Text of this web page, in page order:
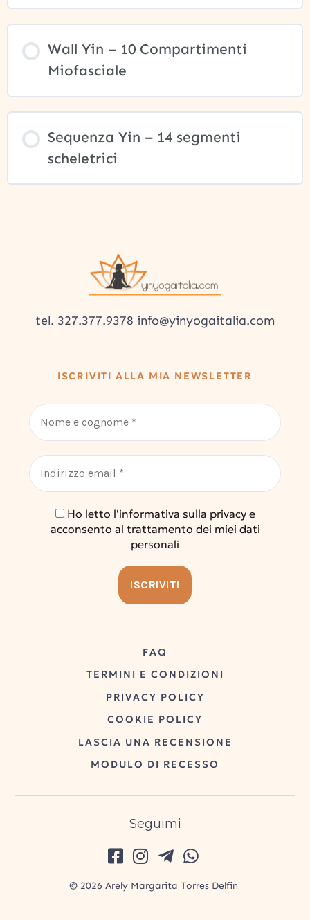
Wall Yin – 10 Compartimenti
Miofasciale
Sequenza Yin – 14 segmenti
scheletrici
tel. 327.377.9378 info@yinyogaitalia.com
ISCRIVITI ALLA MIA NEWSLETTER
Ho letto l'informativa sulla privacy e
acconsento al trattamento dei miei dati
personali
FAQ
TERMINI E CONDIZIONI
PRIVACY POLICY
COOKIE POLICY
LASCIA UNA RECENSIONE
MODULO DI RECESSO
Seguimi
© 2026 Arely Margarita Torres Delfin